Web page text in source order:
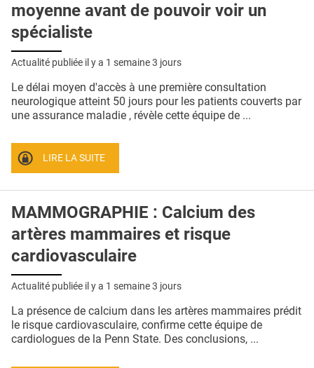
moyenne avant de pouvoir voir un
spécialiste
Actualité publiée il y a 1 semaine 3 jours
Le délai moyen d'accès à une première consultation
neurologique atteint 50 jours pour les patients couverts par
une assurance maladie , révèle cette équipe de ...
LIRE LA SUITE
MAMMOGRAPHIE : Calcium des
artères mammaires et risque
cardiovasculaire
Actualité publiée il y a 1 semaine 3 jours
La présence de calcium dans les artères mammaires prédit
le risque cardiovasculaire, confirme cette équipe de
cardiologues de la Penn State. Des conclusions, ...